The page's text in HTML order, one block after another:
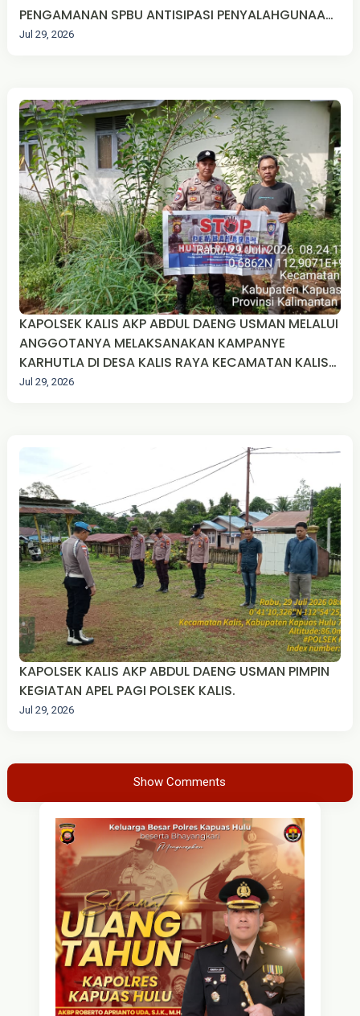
PENGAMANAN SPBU ANTISIPASI PENYALAHGUNAAN
BBM DI DESA TEKUDAK KEC. KALIS KAB. KAPUAS
Jul 29, 2026
KAPOLSEK KALIS AKP ABDUL DAENG USMAN MELALUI
ANGGOTANYA MELAKSANAKAN KAMPANYE
KARHUTLA DI DESA KALIS RAYA KECAMATAN KALIS
KABUPATEN KAPUAS HULU.
Jul 29, 2026
KAPOLSEK KALIS AKP ABDUL DAENG USMAN PIMPIN
KEGIATAN APEL PAGI POLSEK KALIS.
Jul 29, 2026
Show Comments